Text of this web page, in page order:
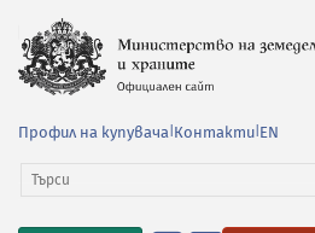
Профил на купувача Контакти EN